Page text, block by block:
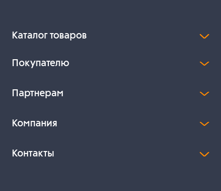
Каталог товаров
Покупателю
Партнерам
Компания
Контакты